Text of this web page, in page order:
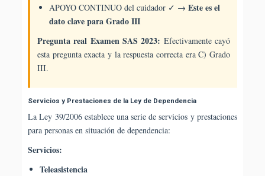
APOYO CONTINUO del cuidador ✓ →Este es el
dato clave para Grado III
Pregunta real Examen SAS 2023: Efectivamente cayó
esta pregunta exacta y la respuesta correcta era C) Grado
III.
Servicios y Prestaciones de la Ley de Dependencia
La Ley 39/2006 establece una serie de servicios y prestaciones
para personas en situación de dependencia:
Servicios:
Teleasistencia